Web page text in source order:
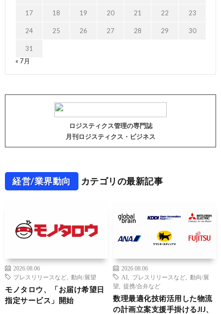
17 18 19 20 21 22 23
24 25 26 27 28 29 30
31
« 7月
ロジスティクス管理の専門誌
月刊ロジスティクス・ビジネス
経営/業界動向 カテゴリの最新記事
2026.08.06
プレスリリースなど
動向/展望
モノタロウ、「お届け希望日
指定サービス」開始
2026.08.06
AI
プレスリリースなど
動向/展
望
提携/合弁など
数理最適化技術活用した物流
の計画立案支援手掛けるJIJ、